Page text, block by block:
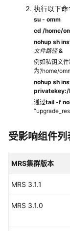
用
考
产
术
执行以下命
su - omm
cd /home/
nohup sh
文件路径&
例如私钥文
为‘/home/
nohup sh
privatekey:/
通过tail -f
受影响组件列
MRS集群版本
MRS 3.1.1
MRS 3.1.0